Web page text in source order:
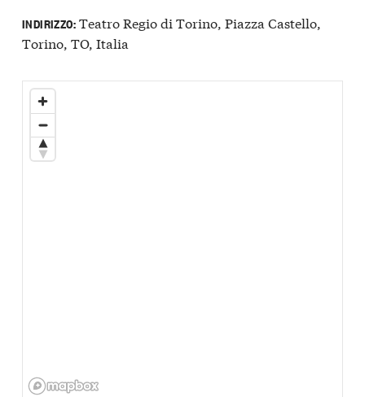
INDIRIZZO:Teatro Regio di Torino, Piazza Castello,
Torino, TO, Italia